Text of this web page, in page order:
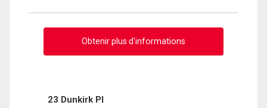
Obtenir plus d'informations
23 Dunkirk Pl